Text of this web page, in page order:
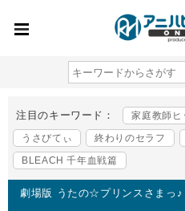
注目のキーワード：
家庭教師
うさびてぃ
終わりのセラフ
BLEACH 千年血戦篇
劇場版 うたの☆プリンスさまっ